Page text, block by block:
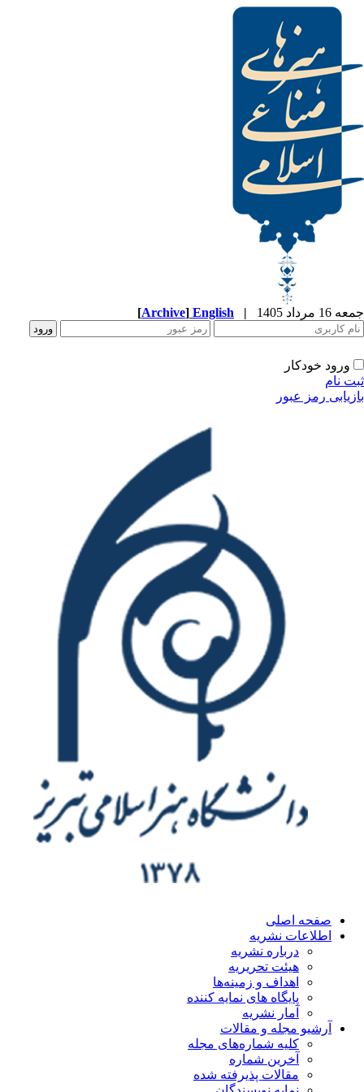
جمعه 16 مرداد 1405 |
English
[Archive]
ورود خودکار
ثبت نام
بازیابی رمز عبور
صفحه اصلی
اطلاعات نشریه
درباره نشریه
هیئت تحریریه
اهداف و زمینه‌ها
پایگاه های نمایه کننده
آمار نشریه
آرشیو مجله و مقالات
کلیه شماره‌های مجله
آخرین شماره
مقالات پذیرفته شده